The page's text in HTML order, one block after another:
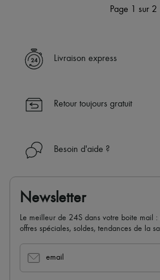
Page 1 sur 2
Livraison express
Retour toujours gratuit
Besoin d'aide ?
Newsletter
Le meilleur de 24S dans votre boite mail :
offres spéciales, soldes, tendances de la
email